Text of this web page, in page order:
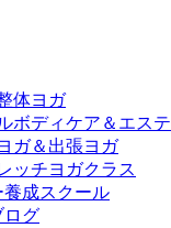
体ヨガ
ボディケア＆エステ
ガ＆出張ヨガ
ッチヨガクラス
成スクール
ログ